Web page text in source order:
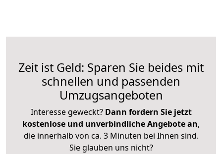
Zeit ist Geld: Sparen Sie beides mit
schnellen und passenden
Umzugsangeboten
Interesse geweckt? Dann fordern Sie jetzt
kostenlose und unverbindliche Angebote an,
die innerhalb von ca. 3 Minuten bei Ihnen sind.
Sie glauben uns nicht?